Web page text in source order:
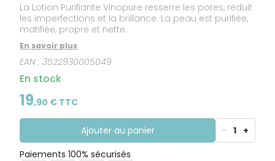
La Lotion Purifiante Vinopure resserre les pores, réduit
les imperfections et la brillance. La peau est purifiée,
matifiée, propre et nette.
En savoir plus
EAN :3522930005049
En stock
19,90 € TTC
Ajouter au panier - 1 +
Paiements 100% sécurisés